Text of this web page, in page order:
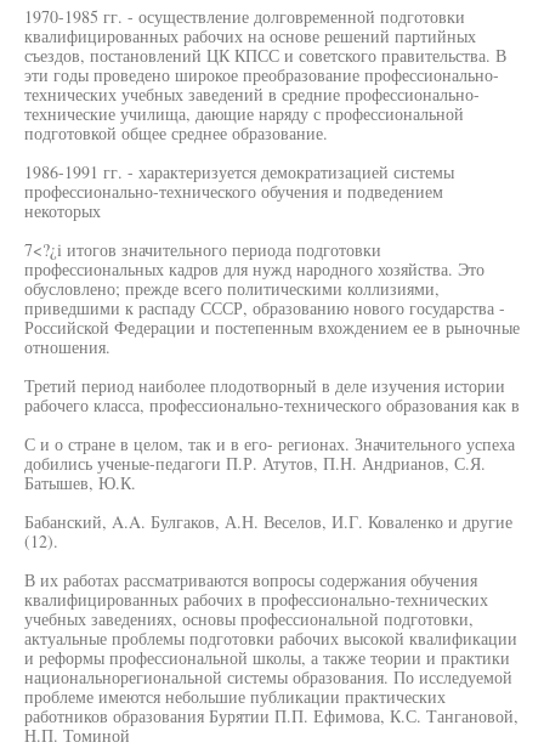
1970-1985 гг. - осуществление долговременной подготовки
квалифицированных рабочих на основе решений партийных
съездов, постановлений ЦК КПСС и советского правительства. В
эти годы проведено широкое преобразование профессионально-
технических учебных заведений в средние профессионально-
технические училища, дающие наряду с профессиональной
подготовкой общее среднее образование.
1986-1991 гг. - характеризуется демократизацией системы
профессионально-технического обучения и подведением
некоторых
7<?¿i итогов значительного периода подготовки
профессиональных кадров для нужд народного хозяйства. Это
обусловлено; прежде всего политическими коллизиями,
приведшими к распаду СССР, образованию нового государства -
Российской Федерации и постепенным вхождением ее в рыночные
отношения.
Третий период наиболее плодотворный в деле изучения истории
рабочего класса, профессионально-технического образования как в
С и о стране в целом, так и в его- регионах. Значительного успеха
добились ученые-педагоги П.Р. Атутов, П.Н. Андрианов, С.Я.
Батышев, Ю.К.
Бабанский, A.A. Булгаков, А.Н. Веселов, И.Г. Коваленко и другие
(12).
В их работах рассматриваются вопросы содержания обучения
квалифицированных рабочих в профессионально-технических
учебных заведениях, основы профессиональной подготовки,
актуальные проблемы подготовки рабочих высокой квалификации
и реформы профессиональной школы, а также теории и практики
национальнорегиональной системы образования. По исследуемой
проблеме имеются небольшие публикации практических
работников образования Бурятии П.П. Ефимова, К.С. Тангановой,
Н.П. Томиной